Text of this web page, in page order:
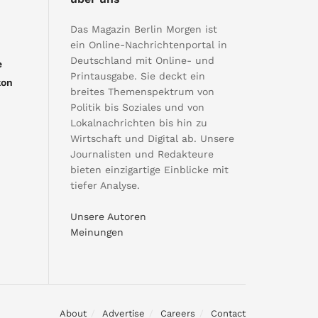
Das Magazin Berlin Morgen ist
ein Online-Nachrichtenportal in
Deutschland mit Online- und
Printausgabe. Sie deckt ein
breites Themenspektrum von
Politik bis Soziales und von
Lokalnachrichten bis hin zu
Wirtschaft und Digital ab. Unsere
Journalisten und Redakteure
bieten einzigartige Einblicke mit
tiefer Analyse.
Unsere Autoren
Meinungen
About Advertise Careers Contact